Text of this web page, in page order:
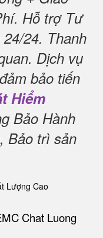
. Hỗ trợ Tư
24. Thanh
Dịch vụ
bảo tiến
Hiểm
Bảo Hành
Bảo trì sản